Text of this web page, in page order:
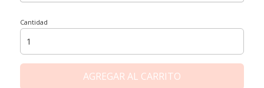
Cantidad
AGREGAR AL CARRITO